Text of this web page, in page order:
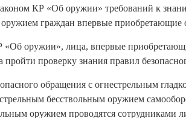
КР «Об оружии» требований к
граждан впервые приобретающие
«Об оружии», лица, впервые
пройти проверку знания правил
обращения с огнестрельным
бесствольным оружием
оружием проводятся сотрудниками